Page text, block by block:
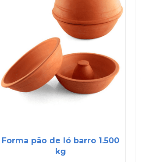
Forma pão de ló barro 1.500
kg